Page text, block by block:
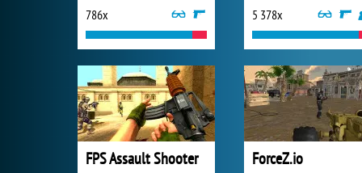
786x 5 378x
FPS Assault Shooter ForceZ.io